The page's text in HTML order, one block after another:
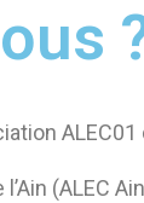
l’Ain